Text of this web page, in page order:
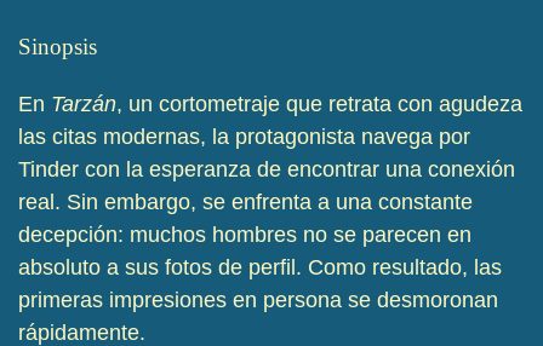
Sinopsis
En Tarzán, un cortometraje que retrata con agudeza
las citas modernas, la protagonista navega por
Tinder con la esperanza de encontrar una conexión
real. Sin embargo, se enfrenta a una constante
decepción: muchos hombres no se parecen en
absoluto a sus fotos de perfil. Como resultado, las
primeras impresiones en persona se desmoronan
rápidamente.